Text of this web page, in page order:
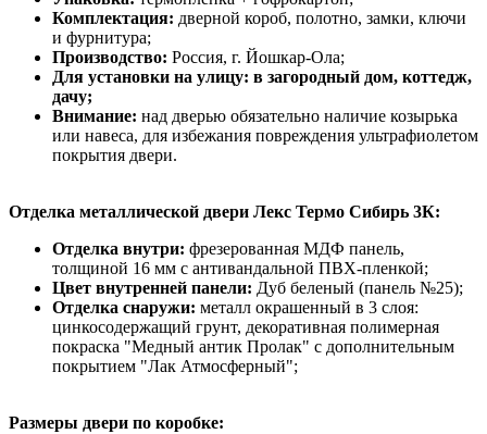
Комплектация: дверной короб, полотно, замки, ключи
и фурнитура;
Производство: Россия, г. Йошкар-Ола;
Для установки на улицу: в загородный дом, коттедж,
дачу;
Внимание: над дверью обязательно наличие козырька
или навеса, для избежания повреждения ультрафиолетом
покрытия двери.
Отделка металлической двери Лекс Термо Сибирь 3К:
Отделка внутри: фрезерованная МДФ панель,
толщиной 16 мм с антивандальной ПВХ-пленкой;
Цвет внутренней панели: Дуб беленый (панель №25);
Отделка снаружи: металл окрашенный в 3 слоя:
цинкосодержащий грунт, декоративная полимерная
покраска "Медный антик Пролак" с дополнительным
покрытием "Лак Атмосферный";
Размеры двери по коробке: